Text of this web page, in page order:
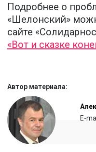
Подробнее о
«Шелонский»
сайте
«Вот и сказке
Автор материала:
E-